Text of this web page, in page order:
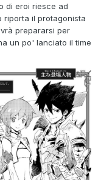
di eroi riesce ad
riporta il protagonista
prepararsi per
un po' lanciato il time